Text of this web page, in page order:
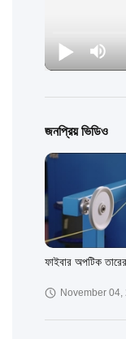
জনপ্রিয় ভিডিও
ফাইবার অপটিক
November 04,